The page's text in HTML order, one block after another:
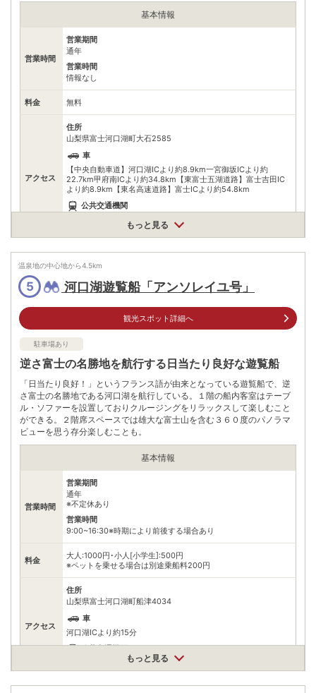
基本情報
営業時間
営業期間
通年
営業時間
情報なし
料金 無料
アクセス
住所
山梨県富士河口湖町大石2585
車
【中央自動車道】河口湖ICより約8.9km一宮御坂ICより約
22.7km甲府南ICより約34.8km【東富士五湖道路】富士吉田IC
より約8.9km【東名高速道路】富士ICより約54.8km
公共交通機関
バス路線【河口湖周遊バス】河口湖自然生活館【芦川農産物直売
所~富士山駅】学校前あけぼの荘前
駐車場 無料
電話番号
0555721976
※問い合わせ先：富士河口湖町役場都市整備課
※ 掲載情報は変更になる場合があります。最新の内容はご利用前にご自身でお
問合せください。
※ 料金情報は税込・税抜表記が混ざっております。正しい金額はご利用前にご
自身でお問合せください。
もっと見る
温泉地の中心地から4.5km
5 河口湖遊覧船「アンソレイユ号」
観光スポット詳細へ
駐車場あり
逆さ富士の名勝地を航行する日当たり良好な遊覧船
「日当たり良好！」というフランス語が由来となっている遊覧船で、逆
さ富士の名勝地である河口湖を航行している。１階の船内客室はテーブ
ル・ソファーを設置しておりクルージングをリラックスして楽しむこと
ができる。２階席スペースでは雄大な富士山を含む３６０度のパノラマ
ビューを思う存分楽しむことも。
基本情報
営業時間
営業期間
通年
※不定休あり
営業時間
9:00~16:30※時期により前後する場合あり
料金
大人:1000円･小人[小学生]:500円
※ペットを乗せる場合は別途乗船料200円
アクセス
住所
山梨県富士河口湖町船津4034
車
河口湖ICより約15分
公共交通機関
河口湖駅から路線バスで約5分
駐車場 無料（300台）
もっと見る